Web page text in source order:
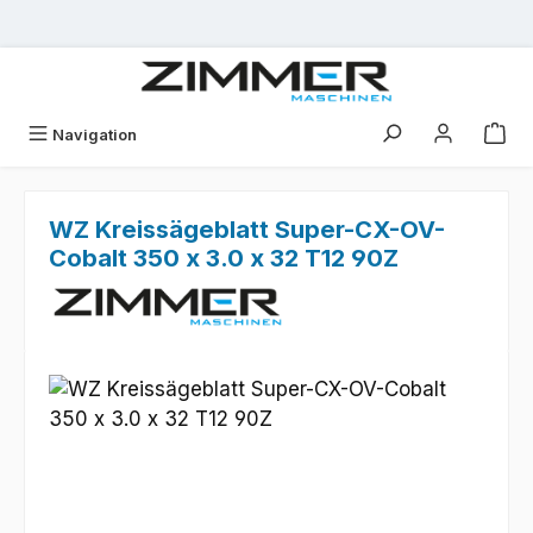
Navigation
WZ Kreissägeblatt Super-CX-OV-
Cobalt 350 x 3.0 x 32 T12 90Z
Bildergalerie überspringen